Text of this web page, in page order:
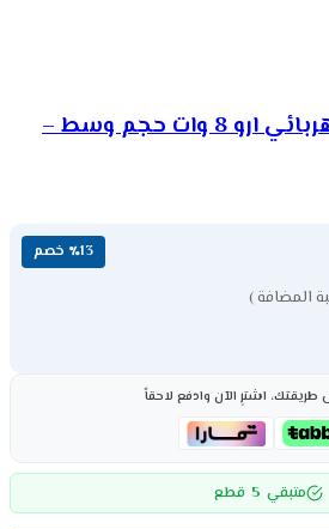
صاعق الحشرات الكهربائي ارو 8 وات حجم وسط –
٪13 خصم
المضافة )
اشترِ الآن وادفع لاحقاً
متبقي 5 قطع